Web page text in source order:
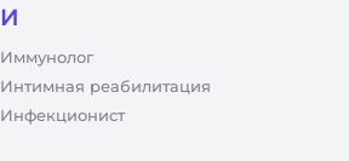
И
Иммунолог
Интимная реабилитация
Инфекционист